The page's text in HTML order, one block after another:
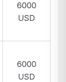
6000
USD
6000
USD